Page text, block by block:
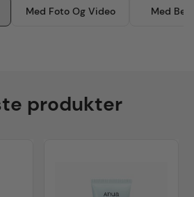
Med Foto Og Video Med
produkter